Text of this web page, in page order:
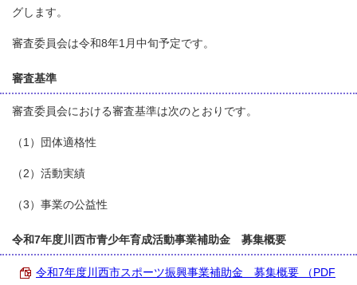
グします。
審査委員会は令和8年1月中旬予定です。
審査基準
審査委員会における審査基準は次のとおりです。
（1）団体適格性
（2）活動実績
（3）事業の公益性
令和7年度川西市青少年育成活動事業補助金 募集概要
令和7年度川西市スポーツ振興事業補助金 募集概要 （PDF